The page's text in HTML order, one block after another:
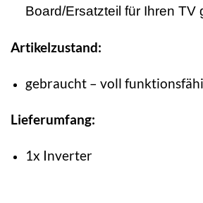
Board/Ersatzteil für Ihren TV
Artikelzustand:
gebraucht – voll
Lieferumfang:
1x Inverter